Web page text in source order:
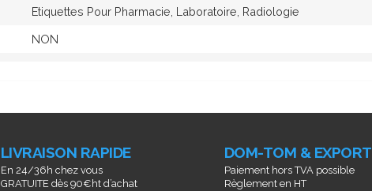
Etiquettes Pour Pharmacie, Laboratoire, Radiologie
NON
LIVRAISON RAPIDE
En 24/36h chez vous
GRATUITE dès 90€ht d’achat
DOM-TOM & EXPORT
Paiement hors TVA possible
Règlement en HT